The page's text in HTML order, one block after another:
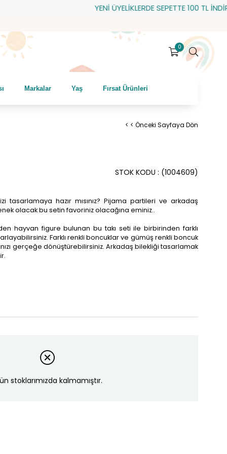
YENİ ÜYELİKLERDE SEPETTE 100 TL İNDİRİM!
0
Markalar Yaş Fırsat Ürünleri
< < Önceki Sayfaya Dön
(1004609)
STOK KODU
tasarlamaya hazır mısınız? Pijama partileri ve arkadaş
olacak bu setin favoriniz olacağına eminiz..
hayvan figure bulunan bu takı seti ile birbirinden farklı
Farklı renkli boncuklar ve gümüş renkli boncuk
gerçeğe dönüştürebilirsiniz. Arkadaş bilekliği tasarlamak
stoklarımızda kalmamıştır.